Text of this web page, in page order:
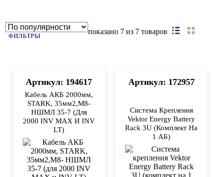
ФИЛЬТРЫ
показано 7 из 7 товаров
Артикул: 194617
Кабель АКБ 2000мм,
STARK, 35мм2,М8-
НШМЛ 35-7 (для
2000 INV MAX И INV
LT)
Артикул: 172957
Система Крепления
Vektor Energy Battery
Rack 3U (комплект На
1 АБ)